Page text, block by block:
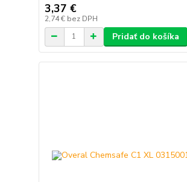
3,37 €
2,74 € bez DPH
Pridať do košíka